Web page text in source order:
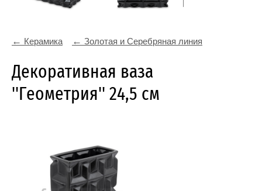
Керамика Золотая и Серебряная линия
Декоративная ваза
''Геометрия'' 24,5 см